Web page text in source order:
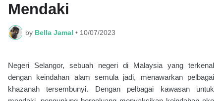
Mendaki
by Bella Jamal • 10/07/2023
Negeri Selangor, sebuah negeri di Malaysia yang terkenal
dengan keindahan alam semula jadi, menawarkan pelbagai
khazanah tersembunyi. Dengan pelbagai kawasan untuk